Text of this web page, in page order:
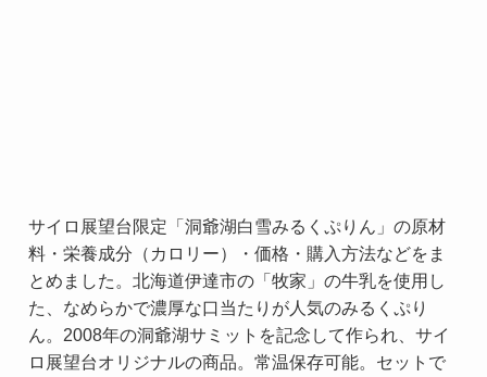
サイロ展望台限定「洞爺湖白雪みるくぷりん」の原材
料・栄養成分（カロリー）・価格・購入方法などをま
とめました。北海道伊達市の「牧家」の牛乳を使用し
た、なめらかで濃厚な口当たりが人気のみるくぷり
ん。2008年の洞爺湖サミットを記念して作られ、サイ
ロ展望台オリジナルの商品。常温保存可能。セットで